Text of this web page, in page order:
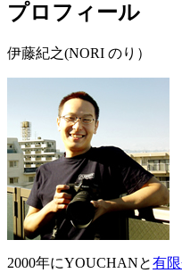
プロフィール
伊藤紀之(NORI のり）
2000年にYOUCHANと有